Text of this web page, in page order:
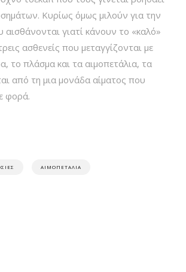
Κυρίως όμως μιλούν για την
αισθάνονται γιατί κάνουν το «καλό»
ασθενείς που μεταγγίζονται με
το πλάσμα και τα αιμοπετάλια, τα
από τη μια μονάδα αίματος που
φορά.
ΑΙΜΟΠΕΤΆΛΙΑ